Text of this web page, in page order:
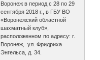
Воронеж в период с 28 по 29
сентября 2018 г., в ГБУ ВО
«Воронежский областной
шахматный клуб»,
расположенном по адресу: г.
Воронеж, ул. Фридриха
Энгельса, д. 34.